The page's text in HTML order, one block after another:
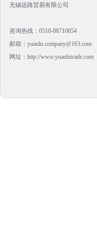
无锡远路贸易有限公司
咨询热线：0510-88710854
邮箱：yuanlu.company@163.com
网址：http://www.yuanlutrade.com